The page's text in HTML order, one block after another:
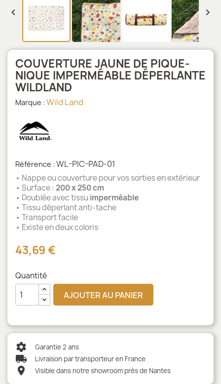
 
COUVERTURE JAUNE DE PIQUE-
NIQUE IMPERMÉABLE DÉPERLANTE
WILDLAND
Marque : Wild Land
Référence : WL-PIC-PAD-01
• Nappe ou couverture pour vos sorties en extérieur
• Surface : 200 x 250 cm
• Doublée avec tissuimperméable
• Tissu déperlant anti-tache
• Transport facile
• Existe en deux coloris
43,69 €
Quantité
AJOUTER AU PANIER
settings Garantie 2 ans
local_shipping Livraison par transporteur en France
location_on Visible dans notre showroom près de Nantes